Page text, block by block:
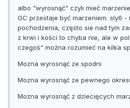
albo "wyrosnąć" czyli mieć
GC przestaje być marzeniem. sly6
pochodzenia, często sie nad tym
z krwi i kości to chyba nie, ale w
czegoś" można rozumieć na kilka
Mozna wyrosnąć ze spodni
Mozna wyrosnąć ze pewnego
Mozna wyrosnąć z dziecięcych